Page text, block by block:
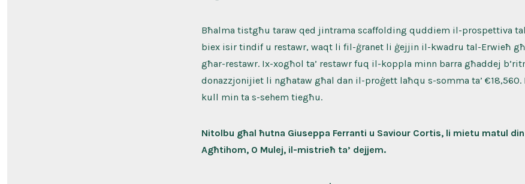
Bħalma tistgħu taraw qed jintrama scaffolding quddiem il-prospettiva
biex isir tindif u restawr, waqt li fil-ġranet li ġejjin il-kwadru tal-Erwieħ
għar-restawr. Ix-xogħol ta’ restawr fuq il-koppla minn barra għaddej
donazzjonijiet li ngħataw għal dan il-proġett laħqu s-somma ta’
kull min ta s-sehem tiegħu.
Nitolbu għal ħutna Giuseppa Ferranti u Saviour Cortis, li mietu matul
Agħtihom, O Mulej, il-mistrieħ ta’ dejjem.